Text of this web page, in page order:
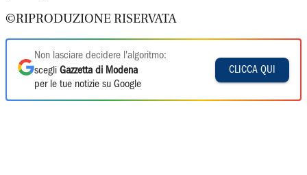
©RIPRODUZIONE RISERVATA
Non lasciare decidere l'algoritmo:
scegli Gazzetta di Modena
per le tue notizie su Google
CLICCA QUI